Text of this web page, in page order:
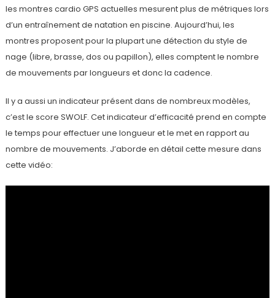
les montres cardio GPS actuelles mesurent plus de métriques lors
d’un entraînement de natation en piscine. Aujourd’hui, les
montres proposent pour la plupart une détection du style de
nage (libre, brasse, dos ou papillon), elles comptent le nombre
de mouvements par longueurs et donc la cadence.
Il y a aussi un indicateur présent dans de nombreux modèles,
c’est le score SWOLF. Cet indicateur d’efficacité prend en compte
le temps pour effectuer une longueur et le met en rapport au
nombre de mouvements. J’aborde en détail cette mesure dans
cette vidéo: